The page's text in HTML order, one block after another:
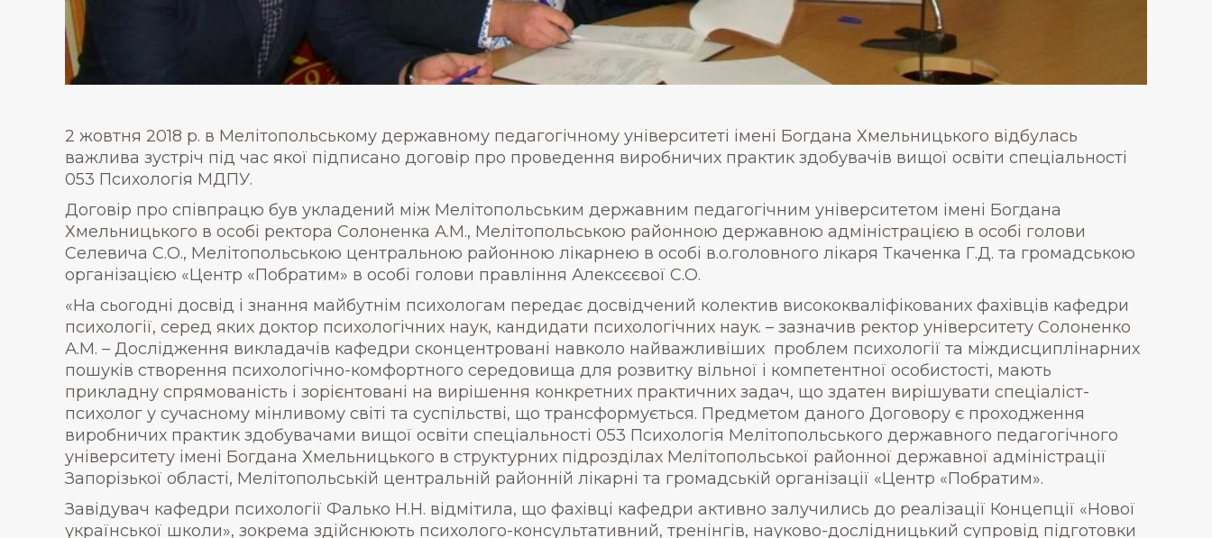
2 жовтня 2018 р. в Мелітопольському державному педагогічному університеті імені Богдана Хмельницького відбулась
важлива зустріч під час якої підписано договір про проведення виробничих практик здобувачів вищої освіти спеціальності
053 Психологія МДПУ.
Договір про співпрацю був укладений між Мелітопольським державним педагогічним університетом імені Богдана
Хмельницького в особі ректора Солоненка А.М., Мелітопольською районною державною адміністрацією в особі голови
Селевича С.О., Мелітопольською центральною районною лікарнею в особі в.о.головного лікаря Ткаченка Г.Д. та громадською
організацією «Центр «Побратим» в особі голови правління Алексєєвої С.О.
«На сьогодні досвід і знання майбутнім психологам передає досвідчений колектив висококваліфікованих фахівців кафедри
психології, серед яких доктор психологічних наук, кандидати психологічних наук. – зазначив ректор університету Солоненко
А.М. – Дослідження викладачів кафедри сконцентровані навколо найважливіших проблем психології та міждисциплінарних
пошуків створення психологічно-комфортного середовища для розвитку вільної і компетентної особистості, мають
прикладну спрямованість і зорієнтовані на вирішення конкретних практичних задач, що здатен вирішувати спеціаліст-
психолог у сучасному мінливому світі та суспільстві, що трансформується. Предметом даного Договору є проходження
виробничих практик здобувачами вищої освіти спеціальності 053 Психологія Мелітопольського державного педагогічного
університету імені Богдана Хмельницького в структурних підрозділах Мелітопольської районної державної адміністрації
Запорізької області, Мелітопольській центральній районній лікарні та громадській організації «Центр «Побратим».
Завідувач кафедри психології Фалько Н.Н. відмітила, що фахівці кафедри активно залучились до реалізації Концепції «Нової
української школи», зокрема здійснюють психолого-консультативний, тренінгів, науково-дослідницький супровід підготовки